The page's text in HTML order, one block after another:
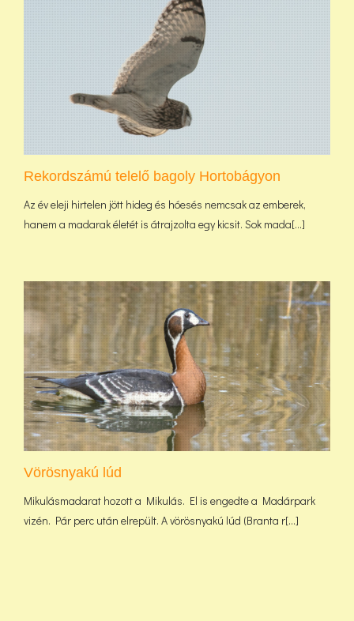
Rekordszámú telelő bagoly Hortobágyon
Az év eleji hirtelen jött hideg és hóesés nemcsak az emberek,
hanem a madarak életét is átrajzolta egy kicsit. Sok mada[...]
Vörösnyakú lúd
Mikulásmadarat hozott a Mikulás. El is engedte a Madárpark
vizén. Pár perc után elrepült. A vörösnyakú lúd (Branta r[...]